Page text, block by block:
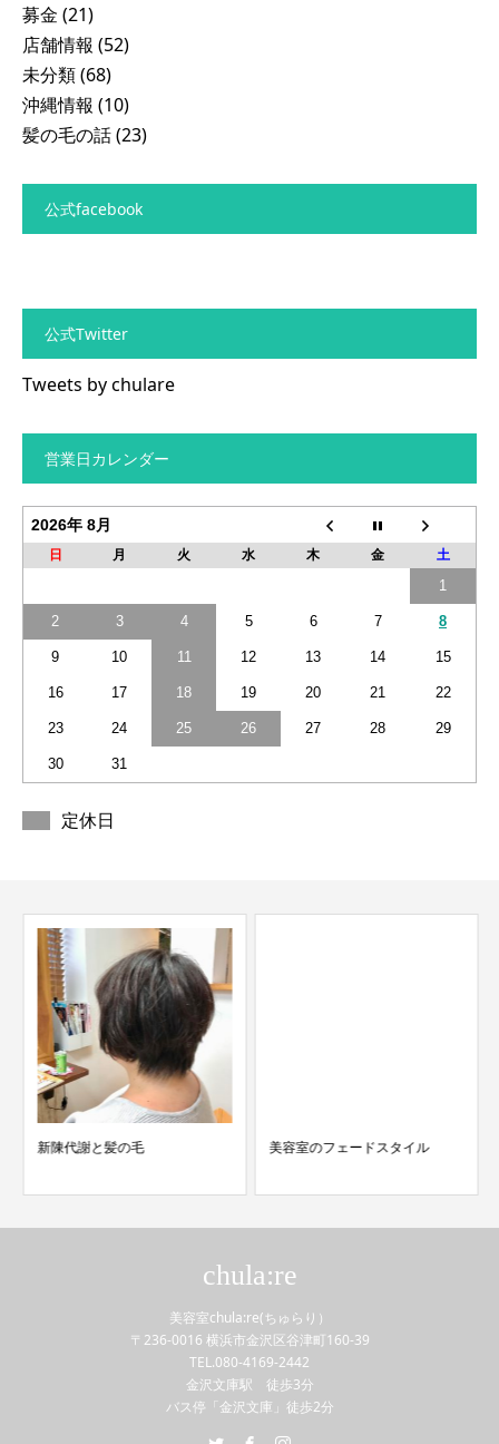
募金 (21)
店舗情報 (52)
未分類(68)
沖縄情報 (10)
髪の毛の話(23)
公式facebook
公式Twitter
Tweets by chulare
営業日カレンダー
2026年 8月
日 月 火 水 木 金 土
1
2 3 4 5 6 7 8
9 10 11 12 13 14 15
16 17 18 19 20 21 22
23 24 25 26 27 28 29
30 31
定休日
新陳代謝と髪の毛 美容室のフェードスタイル
chula:re
美容室chula:re(ちゅらり）
〒236-0016 横浜市金沢区谷津町160-39
TEL.080-4169-2442
金沢文庫駅 徒歩3分
バス停「金沢文庫」徒歩2分